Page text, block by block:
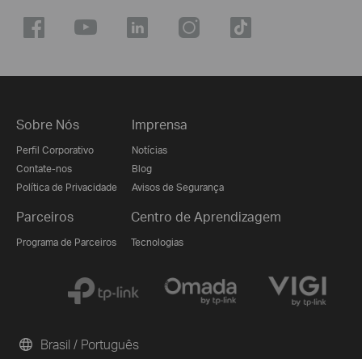
Sobre Nós
Perfil Corporativo
Contate-nos
Política de Privacidade
Imprensa
Notícias
Blog
Avisos de Segurança
Parceiros
Programa de Parceiros
Centro de Aprendizagem
Tecnologias
Brasil / Português